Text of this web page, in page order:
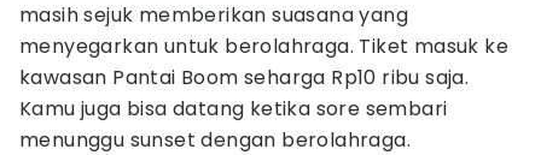
masih sejuk memberikan suasana yang
menyegarkan untuk berolahraga. Tiket masuk ke
kawasan Pantai Boom seharga Rp10 ribu saja.
Kamu juga bisa datang ketika sore sembari
menunggu sunset dengan berolahraga.